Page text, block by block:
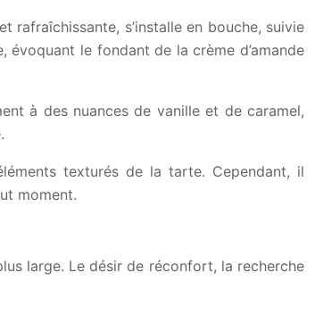
rafraîchissante, s’installe en bouche, suivie
évoquant le fondant de la crème d’amande
à des nuances de vanille et de caramel,
texturés de la tarte. Cependant, il
moment.
large. Le désir de réconfort, la recherche